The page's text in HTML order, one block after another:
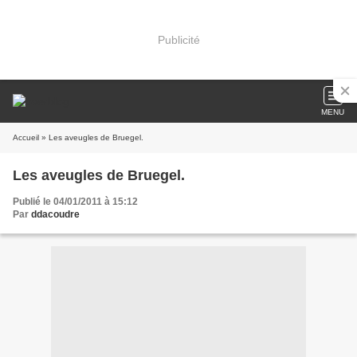
Publicité
MENU
Accueil » Les aveugles de Bruegel.
Les aveugles de Bruegel.
Publié le 04/01/2011 à 15:12
Par ddacoudre